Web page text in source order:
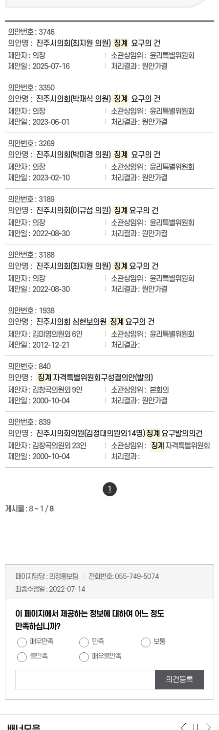
3746
진주시의회(최지원 의원) 징계
요구의 건
의장
윤리특별위원회
2025-07-16
원안가결
3350
진주시의회(박재식 의원) 징계
요구의 건
의장
윤리특별위원회
2023-06-01
원안가결
3269
진주시의회(박미경 의원) 징계
요구의 건
의장
윤리특별위원회
2023-02-10
원안가결
3189
진주시의회(이규섭 의원) 징계 요구의 건
의장
윤리특별위원회
2022-08-30
원안가결
3188
진주시의회(최지원 의원) 징계 요구의 건
의장
윤리특별위원회
2022-08-30
원안가결
1938
진주시의회 심현보의원 징계 요구의 건
김미영의원외 6인
윤리특별위원회
2012-12-21
840
징계 자격특별위원회구성결의안(발의)
김창곡의원외 9인
본회의
2000-10-04
원안가결
839
진주시의회의원(김정대의원외14명) 징계 요구발의의건
김창곡의원외 23인
징계 자격특별위원회
2000-10-04
1
게시물:8 ~ 1 /8
페이지담당 : 의정홍보팀 전화번호:055-749-5074
최종수정일 : 2022-07-14
이 페이지에서 제공하는 정보에 대하여 어느 정도
만족하십니까?
매우만족 만족
보통
불만족
매우불만족
의견등록